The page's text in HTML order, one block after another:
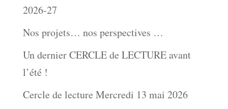
2026-27
Nos projets… nos perspectives …
Un dernier CERCLE de LECTURE avant
l’été !
Cercle de lecture Mercredi 13 mai 2026